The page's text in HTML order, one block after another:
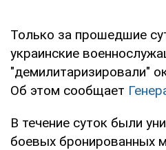
Только за прошедшие
украинские
"демилитаризировали"
Об этом сообщает
В течение суток были
боевых бронированных